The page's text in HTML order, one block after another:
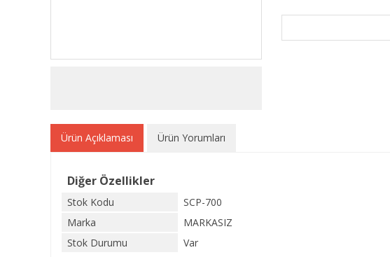
Ürün Açıklaması Ürün Yorumları
Diğer Özellikler
Stok Kodu
SCP-700
Marka
MARKASIZ
Stok Durumu
Var